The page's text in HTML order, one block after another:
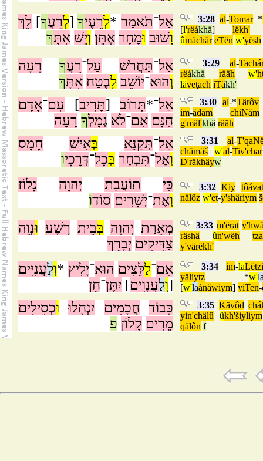
אַל־תֹּאמַר*לְרֵעֶיךָ[לְרֵעֲךָ] לֵךְ
וָשׁוּב וּמָחָר אֶתֵּן וְיֵשׁ אִתָּךְ
3:28 al-Tomar*
[l'rëákhä] lëkh'
ûmächär eTën w'yësh
אַל־תַּחֲרֹשׁ עַל־רֵעֲךָ
רָעָה
וְהוּא־יוֹשֵׁב לָבֶטַח אִתָּךְ
3:29 al-
rëákhä rääh w'
läveţach iTäkh'
אַל־*תָּרוֹב [תָּרִיב] עִם־אָדָם
חִנָּם אִם־לֹא גְמָלְךָ רָעָה
3:30 al-*Tärôv
im-ädäm
chiNäm
g'mäl'khä rääh
אַל־תְּקַנֵּא בְּאִישׁ
חָמָס
וְאַל־תִּבְחַר בְּכָל־דְּרָכָיו
3:31 al-
chämäš
w'al-Tiv'char
D'räkhäyw
כִּי תוֹעֲבַת יְהוָה
נָלוֹז
וְאֶת־יְשָׁרִים סוֹדוֹ
3:32 Kiy tôávat
nälôz w'et-y'shäriym
מְאֵרַת יְהוָה בְּבֵית רָשָׁע וּנְוֵה
צַדִּיקִים יְבָרֵךְ
3:33 m'ërat
räshä
ûn'wëh
y'värëkh'
אִם־לַלֵּצִים הוּא־יָלִיץ *וְלַעֲנִיִּים
[וְלַעֲנָוִים] יִתֶּן־חֵן
3:34 im-la
yäliytz *w'
[w'laánäwiym] yiTen-
כָּבוֹד חֲכָמִים יִנְחָלוּ וּכְסִילִים
מֵרִים קָלוֹן פ
3:35 Kävôd
yin'chälû
ûkh'šiyliym
qälôn f